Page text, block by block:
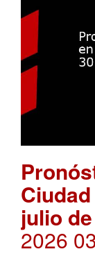
julio
2026